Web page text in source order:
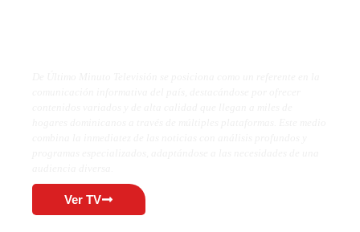
Ver TV